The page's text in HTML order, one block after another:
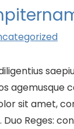
agemusque
sit amet,
Duo Reges: